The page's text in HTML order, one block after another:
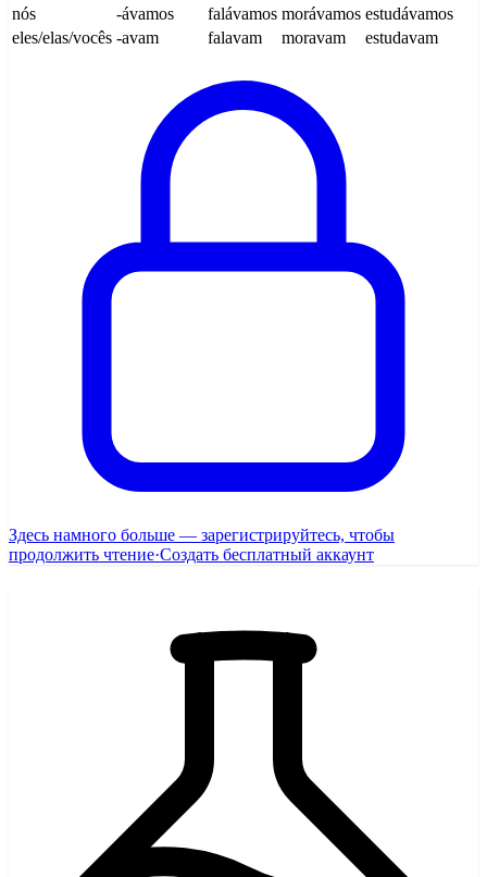
nós
-ávamos falávamos morávamos estudávamos
eles/elas/vocês -avam falavam moravam estudavam
Здесь намного больше — зарегистрируйтесь, чтобы
продолжить чтение·Создать бесплатный аккаунт